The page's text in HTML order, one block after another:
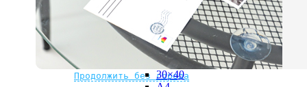
Не нашли Ваш город?
Мы доставляем по всему миру
Продолжить без города
15×15
15×20
20×20
20×30
30×30
30×40